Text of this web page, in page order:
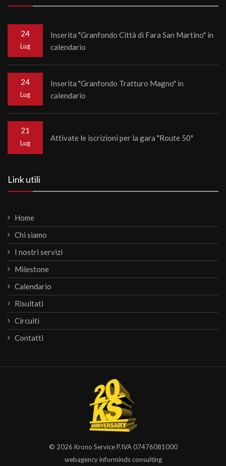
24
Lug
Inserita "Granfondo Città di Fara San Martino" in
calendario
24
Lug
Inserita "Granfondo Tratturo Magno" in
calendario
21
Lug
Attivate le iscrizioni per la gara "Route 50"
Link utili
Home
Chi siamo
I nostri servizi
Milestone
Calendario
Risultati
Circuiti
Contatti
© 2026 Krono ServiceP.IVA 07476081000
webagency informinds consulting